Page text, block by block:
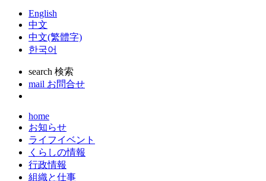
English
中文
中文(繁體字)
한국어
search 検索
mail お問合せ
home
お知らせ
ライフイベント
くらしの情報
行政情報
組織と仕事